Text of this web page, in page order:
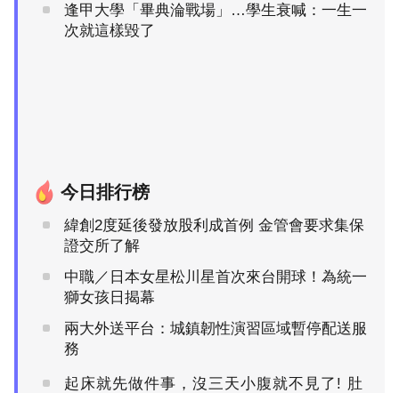
逢甲大學「畢典淪戰場」…學生衰喊：一生一
次就這樣毀了
今日排行榜
緯創2度延後發放股利成首例 金管會要求集保
證交所了解
中職／日本女星松川星首次來台開球！為統一
獅女孩日揭幕
兩大外送平台：城鎮韌性演習區域暫停配送服
務
起床就先做件事，沒三天小腹就不見了! 肚